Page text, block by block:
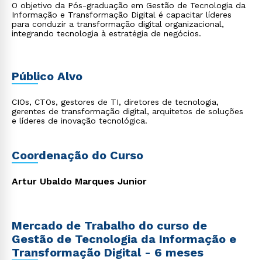
O objetivo da Pós-graduação em Gestão de Tecnologia da
Informação e Transformação Digital é capacitar líderes
para conduzir a transformação digital organizacional,
integrando tecnologia à estratégia de negócios.
Público Alvo
CIOs, CTOs, gestores de TI, diretores de tecnologia,
gerentes de transformação digital, arquitetos de soluções
e líderes de inovação tecnológica.
Coordenação do Curso
Artur Ubaldo Marques Junior
Mercado de Trabalho do curso de
Gestão de Tecnologia da Informação e
Transformação Digital - 6 meses